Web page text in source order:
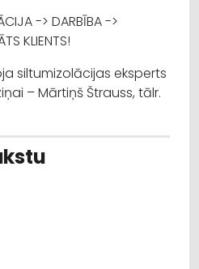
-> DARBĪBA ->
KLIENTS!
siltumizolācijas eksperts
– Mārtiņš Štrauss, tālr.